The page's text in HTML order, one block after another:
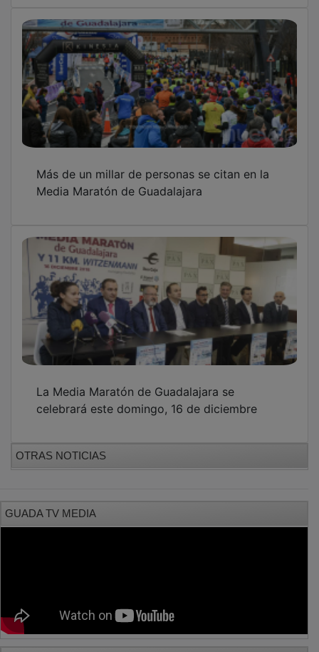
Más de un millar de personas se citan en la
Media Maratón de Guadalajara
La Media Maratón de Guadalajara se
celebrará este domingo, 16 de diciembre
OTRAS NOTICIAS
GUADA TV MEDIA